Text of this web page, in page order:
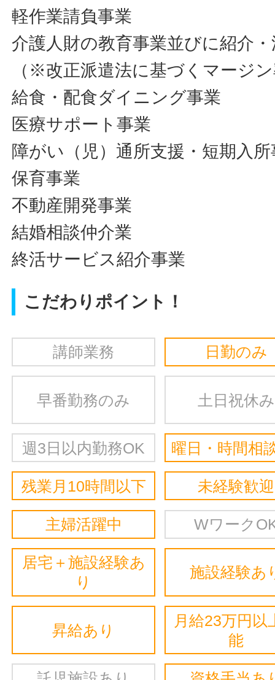
軽作業請負事業
介護人財の教育事業並びに紹介
（※改正派遣法に基づくマージ
給食・配食ダイニング事業
医療サポート事業
障がい（児）通所支援・短期入所
保育事業
不動産開発事業
結婚相談仲介業
終活サービス紹介事業
こだわりポイント！
講師業務 日勤のみ
早番勤務のみ 土日祝休み
週3日以内勤務OK 曜日・時間相
残業月10時間以下 未経験歓迎
主婦活躍中 Wワーク
居宅＋施設経験あ
り
施設経験あ
昇給あり
月給23万円以
能